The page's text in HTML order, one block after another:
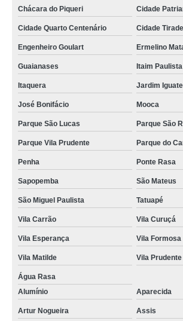
Chácara do Piqueri Cidade
Cidade Quarto Centenário Cidade
Engenheiro Goulart Ermelino
Guaianases Itaim Paulista
Itaquera Jardim
José Bonifácio Mooca
Parque São Lucas Parque São
Parque Vila Prudente Parque do
Penha Ponte Rasa
Sapopemba São Mateus
São Miguel Paulista Tatuapé
Vila Carrão Vila Curuçá
Vila Esperança Vila Formosa
Vila Matilde Vila Prudente
Água Rasa
Alumínio
Aparecida
Artur Nogueira Assis